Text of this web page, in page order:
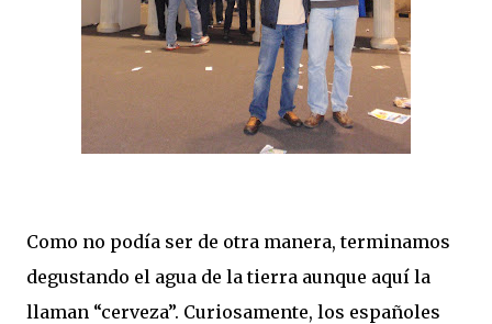
Como no podía ser de otra manera, terminamos
degustando el agua de la tierra aunque aquí la
llaman “cerveza”. Curiosamente, los españoles